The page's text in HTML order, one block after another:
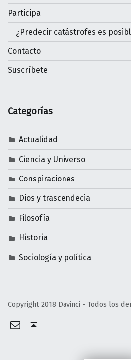
Participa
¿Predecir catástrofes es
Contacto
Suscríbete
Categorías
Actualidad
Ciencia y Universo
Conspiraciones
Dios y trascendecia
Filosofía
Historia
Sociología y política
Copyright 2018 Davinci - Todos los